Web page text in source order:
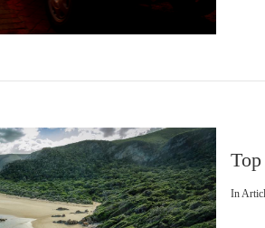
VIEW POST
In